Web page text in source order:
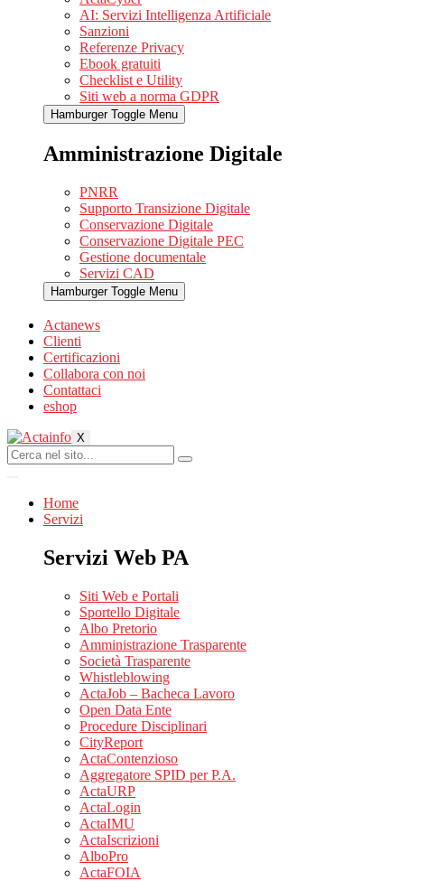
AI: Servizi Intelligenza Artificiale
Sanzioni
Referenze Privacy
Ebook gratuiti
Checklist e Utility
Siti web a norma GDPR
Hamburger Toggle Menu
Amministrazione Digitale
PNRR
Supporto Transizione Digitale
Conservazione Digitale
Conservazione Digitale PEC
Gestione documentale
Servizi CAD
Hamburger Toggle Menu
Actanews
Clienti
Certificazioni
Collabora con noi
Contattaci
eshop
X
Home
Servizi
Servizi Web PA
Siti Web e Portali
Sportello Digitale
Albo Pretorio
Amministrazione Trasparente
Società Trasparente
Whistleblowing
ActaJob – Bacheca Lavoro
Open Data Ente
Procedure Disciplinari
CityReport
ActaContenzioso
Aggregatore SPID per P.A.
ActaURP
ActaLogin
ActaIMU
ActaIscrizioni
AlboPro
ActaFOIA